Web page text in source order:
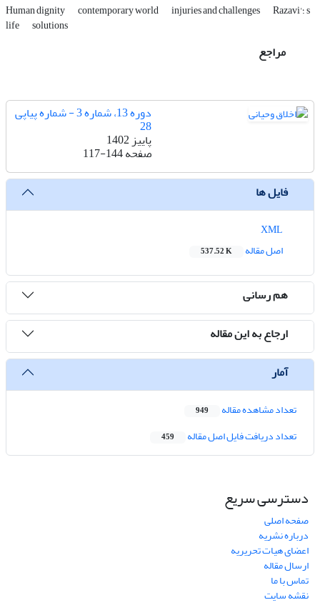
Human dignity contemporary world injuries and challenges Razavi'؛ s
life solutions
مراجع
دوره 13، شماره 3 - شماره پیاپی
28
پاییز 1402
صفحه117-144
فایل ها
اصل مقاله
537.52 K
هم رسانی
ارجاع به این مقاله
آمار
تعداد مشاهده مقاله 949
تعداد دریافت فایل اصل مقاله 459
دسترسی سریع
صفحه اصلی
درباره نشریه
اعضای هیات تحریریه
ارسال مقاله
تماس با ما
نقشه سایت